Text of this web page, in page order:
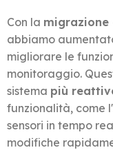
Con la migrazione
abbiamo
migliorare le
monitoraggio.
sistema più
funzionalità, come
sensori in tempo
modifiche